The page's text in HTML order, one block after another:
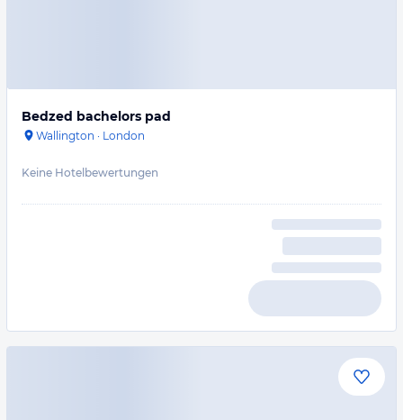
Bedzed bachelors pad
Wallington · London
Keine Hotelbewertungen